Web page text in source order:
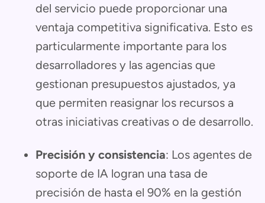
del servicio puede proporcionar una
ventaja competitiva significativa. Esto es
particularmente importante para los
desarrolladores y las agencias que
gestionan presupuestos ajustados, ya
que permiten reasignar los recursos a
otras iniciativas creativas o de desarrollo.
Precisión y consistencia: Los agentes de
soporte de IA logran una tasa de
precisión de hasta el 90% en la gestión